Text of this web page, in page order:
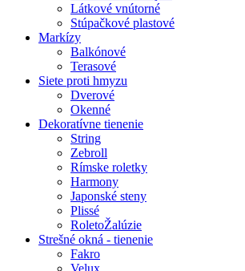
Látkové vnútorné
Stúpačkové plastové
Markízy
Balkónové
Terasové
Siete proti hmyzu
Dverové
Okenné
Dekoratívne tienenie
String
Zebroll
Rímske roletky
Harmony
Japonské steny
Plissé
RoletoŽalúzie
Strešné okná - tienenie
Fakro